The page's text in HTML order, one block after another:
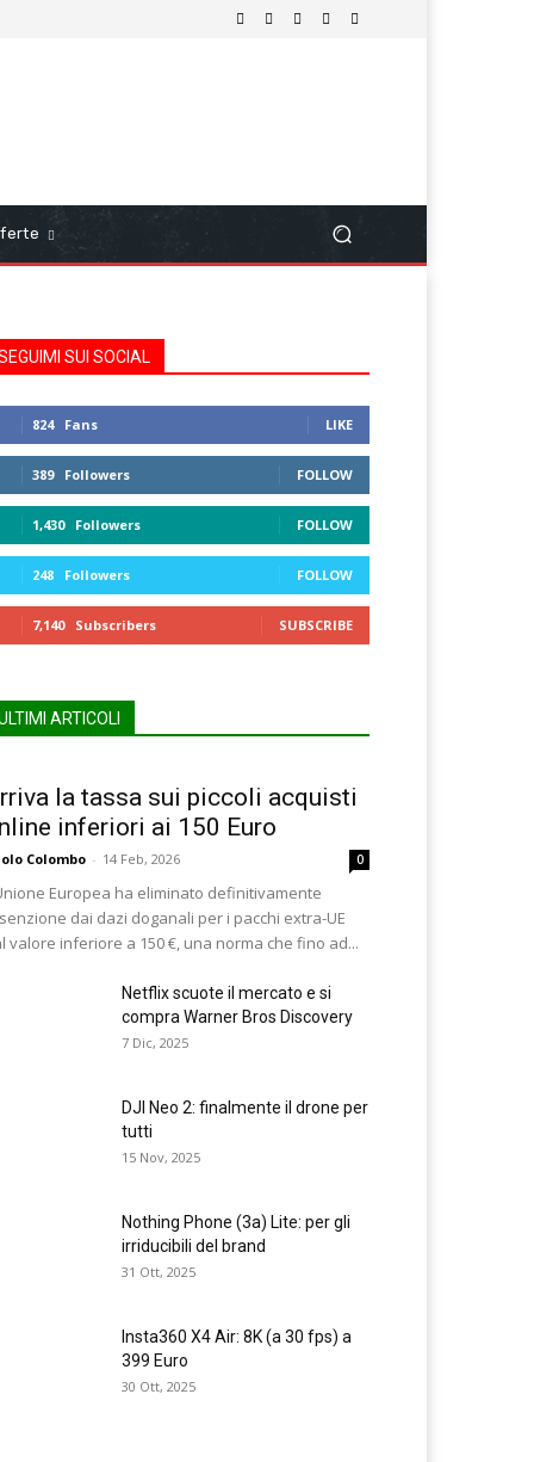
SUI SOCIAL
824 Fans LIKE
389 Followers FOLLOW
1,430 Followers FOLLOW
248 Followers FOLLOW
7,140 Subscribers SUBSCRIBE
ARTICOLI
la tassa sui piccoli acquisti
inferiori ai 150 Euro
Colombo - 14 Feb, 2026 0
Europea ha eliminato definitivamente
dai dazi doganali per i pacchi extra-UE
valore inferiore a 150 €, una norma che fino ad...
Netflix scuote il mercato e si
compra Warner Bros Discovery
7 Dic, 2025
DJI Neo 2: finalmente il drone per
tutti
15 Nov, 2025
Nothing Phone (3a) Lite: per gli
irriducibili del brand
31 Ott, 2025
Insta360 X4 Air: 8K (a 30 fps) a
399 Euro
30 Ott, 2025